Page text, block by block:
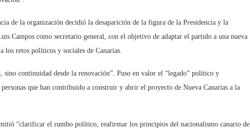
de la organización decidió la desaparición de la figura de la Presidencia y la
Campos como secretario general, con el objetivo de adaptar el partido a una nueva
retos políticos y sociales de Canarias.
continuidad desde la renovación”. Puso en valor el “legado” político y
que han contribuido a construir y abrir el proyecto de Nueva Canarias a la
“clarificar el rumbo político, reafirmar los principios del nacionalismo canario de